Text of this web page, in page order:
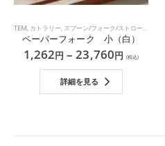
TEM カトラリー スプーン/フォーク/ストロー
ペーパーフォーク 小（白）
1,262円 –23,760円 (税込)
詳細を見る